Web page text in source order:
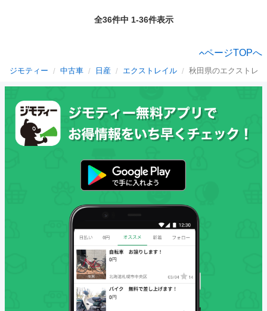
全36件中 1-36件表示
ページTOPへ
ジモティー 中古車 日産 エクストレイル 秋田県のエクストレ